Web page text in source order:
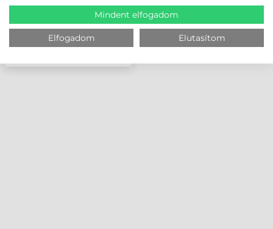
Mindent elfogadom
Elfogadom Elutasítom